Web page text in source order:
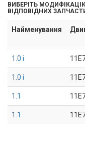
ВИБЕРІТЬ
ВІДПОВІДНИХ
Найменування
1.0 i
1.0 i
1.1
1.1